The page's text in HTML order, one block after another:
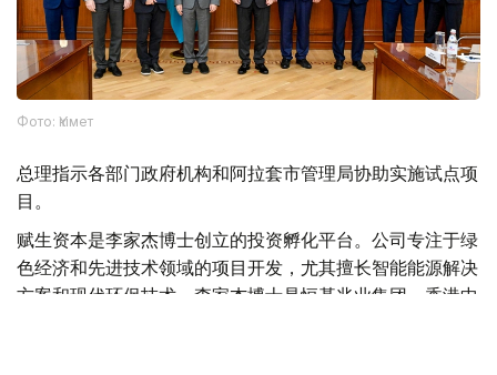
Фото: Үкімет
总理指示各部门政府机构和阿拉套市管理局协助实施试点项
目。
赋生资本是李家杰博士创立的投资孵化平台。公司专注于绿
色经济和先进技术领域的项目开发，尤其擅长智能能源解决
方案和现代环保技术。李家杰博士是恒基兆业集团、香港中